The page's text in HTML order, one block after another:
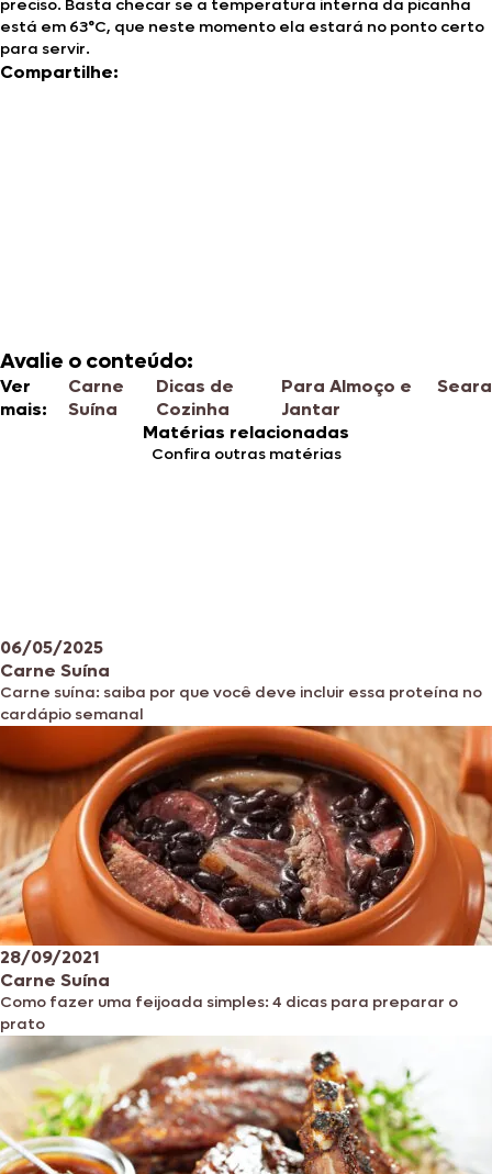
preciso. Basta checar se a temperatura interna da picanha
está em 63°C, que neste momento ela estará no ponto certo
para servir.
Compartilhe:
Avalie o conteúdo:
Ver
mais:
Carne
Suína
Dicas de
Cozinha
Para Almoço e
Jantar
Seara
Matérias relacionadas
Confira outras matérias
06/05/2025
Carne Suína
Carne suína: saiba por que você deve incluir essa proteína no
cardápio semanal
28/09/2021
Carne Suína
Como fazer uma feijoada simples: 4 dicas para preparar o
prato